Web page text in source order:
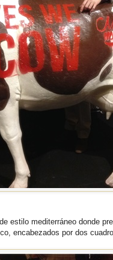
estilo mediterráneo donde
encabezados por dos